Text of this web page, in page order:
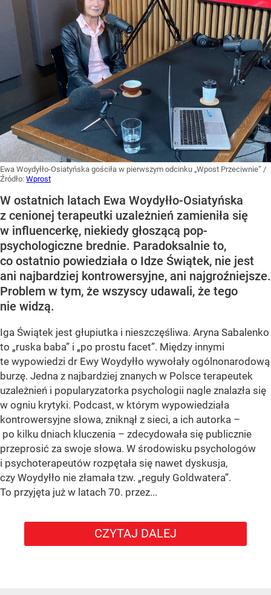
Ewa Woydyłło-Osiatyńska gościła w pierwszym odcinku „Wpost Przeciwnie” /
Źródło: Wprost
W ostatnich latach Ewa Woydyłło-Osiatyńska
z cenionej terapeutki uzależnień zamieniła się
w influencerkę, niekiedy głoszącą pop-
psychologiczne brednie. Paradoksalnie to,
co ostatnio powiedziała o Idze Świątek, nie jest
ani najbardziej kontrowersyjne, ani najgroźniejsze.
Problem w tym, że wszyscy udawali, że tego
nie widzą.
Iga Świątek jest głupiutka i nieszczęśliwa. Aryna Sabalenko
to „ruska baba” i „po prostu facet”. Między innymi
te wypowiedzi dr Ewy Woydyłło wywołały ogólnonarodową
burzę. Jedna z najbardziej znanych w Polsce terapeutek
uzależnień i popularyzatorka psychologii nagle znalazła się
w ogniu krytyki. Podcast, w którym wypowiedziała
kontrowersyjne słowa, zniknął z sieci, a ich autorka –
po kilku dniach kluczenia – zdecydowała się publicznie
przeprosić za swoje słowa. W środowisku psychologów
i psychoterapeutów rozpętała się nawet dyskusja,
czy Woydyłło nie złamała tzw. „reguły Goldwatera”.
To przyjęta już w latach 70. przez...
CZYTAJ DALEJ